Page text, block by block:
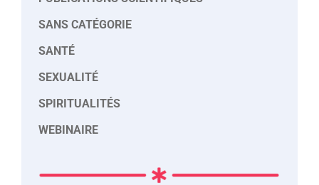
SANS CATÉGORIE
SANTÉ
SEXUALITÉ
SPIRITUALITÉS
WEBINAIRE